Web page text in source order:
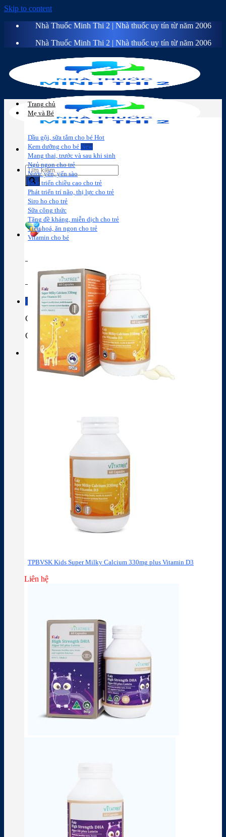
Skip to content
Nhà Thuốc Minh Thi 2 | Nhà thuốc uy tín từ năm 2006
Nhà Thuốc Minh Thi 2 | Nhà thuốc uy tín từ năm 2006
Sữa công
thức
Thành phần thuốc
Giỏ hàng
Giỏ hàng
Chưa có sản phẩm trong giỏ hàng.
Trang chủ
Mẹ và Bé
Dầu gội, sữa tắm cho bé
Kem dưỡng cho bé
Mang thai, trước và sau khi sinh
Ngủ ngon cho trẻ
Nước yến, yến sào
Phát triển chiều cao cho trẻ
Phát triển trí não, thị lực cho trẻ
Siro ho cho trẻ
Sữa công thức
Tăng đề kháng, miễn dịch cho trẻ
Tiêu hoá, ăn ngon cho trẻ
Vitamin cho bé
TPBVSK Kids Super Milky Calcium 330mg plus Vitamin D3
Liên hệ